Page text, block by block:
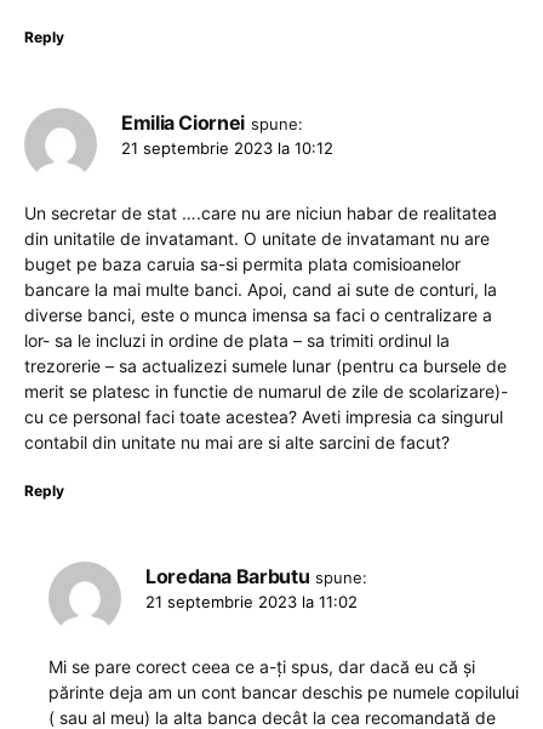
Reply
Emilia Ciornei spune:
21 septembrie 2023 la 10:12
Un secretar de stat ….care nu are niciun habar de realitatea
din unitatile de invatamant. O unitate de invatamant nu are
buget pe baza caruia sa-si permita plata comisioanelor
bancare la mai multe banci. Apoi, cand ai sute de conturi, la
diverse banci, este o munca imensa sa faci o centralizare a
lor- sa le incluzi in ordine de plata – sa trimiti ordinul la
trezorerie – sa actualizezi sumele lunar (pentru ca bursele de
merit se platesc in functie de numarul de zile de scolarizare)-
cu ce personal faci toate acestea? Aveti impresia ca singurul
contabil din unitate nu mai are si alte sarcini de facut?
Reply
Loredana Barbutu spune:
21 septembrie 2023 la 11:02
Mi se pare corect ceea ce a-ți spus, dar dacă eu că și
părinte deja am un cont bancar deschis pe numele copilului
( sau al meu) la alta banca decât la cea recomandată de